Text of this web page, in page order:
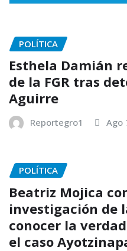
POLÍTICA
Esthela Damián
de la FGR tras
Aguirre
Reportegro1 Ago
POLÍTICA
Beatriz Mojica
investigación de
conocer la
el caso